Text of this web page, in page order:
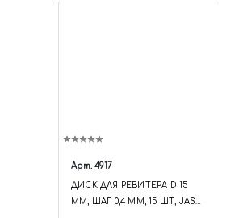
Арт. 4917
ДИСК ДЛЯ РЕВИТЕРА D 15
ММ, ШАГ 0,4 ММ, 15 ШТ, JAS